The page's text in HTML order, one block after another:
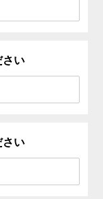
さい
さい